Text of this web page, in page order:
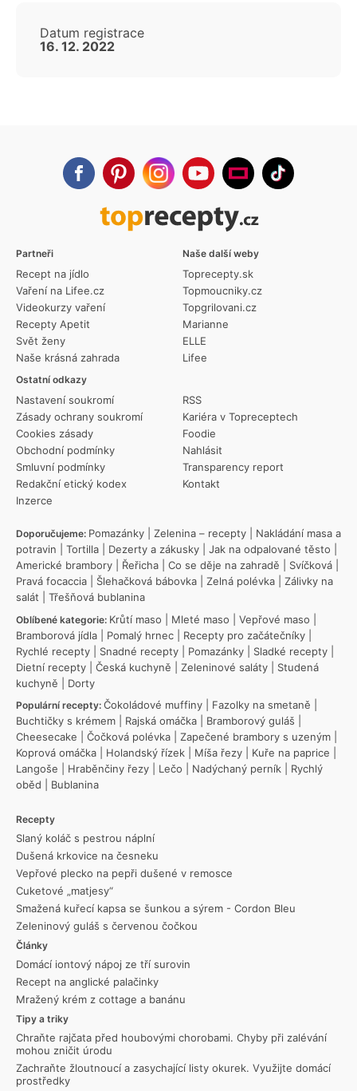
Datum registrace
16. 12. 2022
Partneři
Recept na jídlo
Vaření na Lifee.cz
Videokurzy vaření
Recepty Apetit
Svět ženy
Naše krásná zahrada
Ostatní odkazy
Nastavení soukromí
Zásady ochrany soukromí
Cookies zásady
Obchodní podmínky
Smluvní podmínky
Redakční etický kodex
Inzerce
RSS
Kariéra v Topreceptech
Foodie
Nahlásit
Transparency report
Kontakt
Naše další weby
Toprecepty.sk
Topmoucniky.cz
Topgrilovani.cz
Marianne
ELLE
Lifee
Doporučujeme: Pomazánky Zelenina – recepty
Nakládání masa a
potravin
Tortilla Dezerty a zákusky Jak na odpalované těsto
Americké brambory
Řeřicha Co se děje na zahradě Svíčková
Pravá focaccia
Šlehačková bábovka Zelná polévka
Zálivky na
salát
Třešňová bublanina
Oblíbené kategorie: Krůtí maso Mleté maso Vepřové maso
Bramborová jídla
Pomalý hrnec Recepty pro začátečníky
Rychlé recepty
Snadné recepty Pomazánky Sladké recepty
Dietní recepty
Česká kuchyně Zeleninové saláty
Studená
kuchyně
Dorty
Populární recepty: Čokoládové muffiny Fazolky na smetaně
Buchtičky s krémem
Rajská omáčka Bramborový guláš
Cheesecake
Čočková polévka Zapečené brambory s uzeným
Koprová omáčka
Holandský řízek Míša řezy Kuře na paprice
Langoše
Hraběnčiny řezy Lečo Nadýchaný perník
Rychlý
oběd
Bublanina
Recepty
Slaný koláč s pestrou náplní
Dušená krkovice na česneku
Vepřové plecko na pepři dušené v remosce
Cuketové „matjesy“
Smažená kuřecí kapsa se šunkou a sýrem - Cordon Bleu
Zeleninový guláš s červenou čočkou
Články
Domácí iontový nápoj ze tří surovin
Recept na anglické palačinky
Mražený krém z cottage a banánu
Tipy a triky
Chraňte rajčata před houbovými chorobami. Chyby při zalévání
mohou zničit úrodu
Zachraňte žloutnoucí a zasychající listy okurek. Využijte domácí
prostředky